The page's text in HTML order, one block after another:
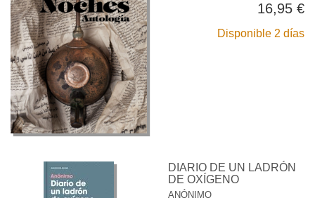
16,95 €
Disponible 2 días
DIARIO DE UN LADRÓN
DE OXÍGENO
ANÓNIMO